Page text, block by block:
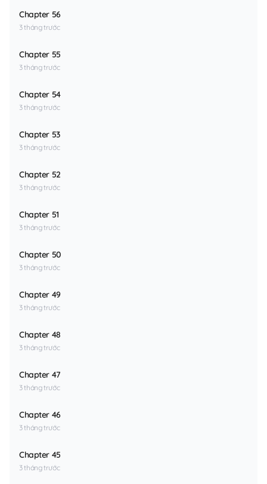
Chapter 56
3 tháng trước
Chapter 55
3 tháng trước
Chapter 54
3 tháng trước
Chapter 53
3 tháng trước
Chapter 52
3 tháng trước
Chapter 51
3 tháng trước
Chapter 50
3 tháng trước
Chapter 49
3 tháng trước
Chapter 48
3 tháng trước
Chapter 47
3 tháng trước
Chapter 46
3 tháng trước
Chapter 45
3 tháng trước